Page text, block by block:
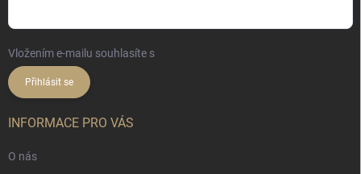
Vložením e-mailu souhlasíte s
Přihlásit se
INFORMACE PRO VÁS
O nás